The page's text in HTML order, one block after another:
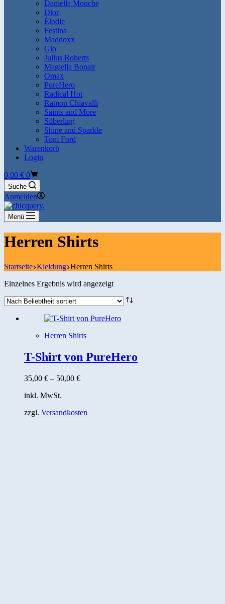
Danielle Mouche
Dior
Élodie
Festina
Maddoxx
Gio
Julius Roberts
Magiella Bonair
Omax
PureHero
Radical Hot
Ramon Chiavalli
Saints and More
Silberling
Shine and Sparkle
Tom Ford
Warenkorb
Login
Warenkorb
0,00 € 0
Suche
Anmelden
Menü
Herren Shirts
Startseite Kleidung Herren Shirts
Einzelnes Ergebnis wird angezeigt
Herren Shirts
T-Shirt von PureHero
35,00 € – 50,00 €
inkl. MwSt.
zzgl. Versandkosten